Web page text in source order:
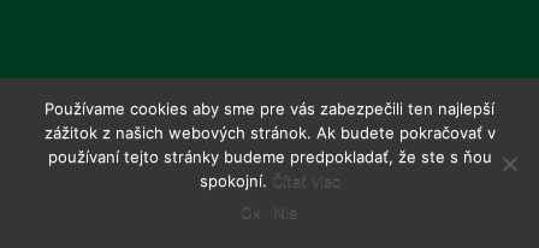
Používame cookies aby sme pre vás zabezpečili ten najlepší
zážitok z našich webových stránok. Ak budete pokračovať v
používaní tejto stránky budeme predpokladať, že ste s ňou
spokojní. Čítať viac
Ok
Nie